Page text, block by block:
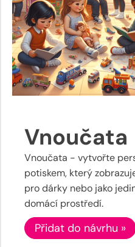
Vnoučata
Vnoučata - vytvořte
potiskem, který
pro dárky nebo jako
domácí prostředí.
Přidat do návrhu »